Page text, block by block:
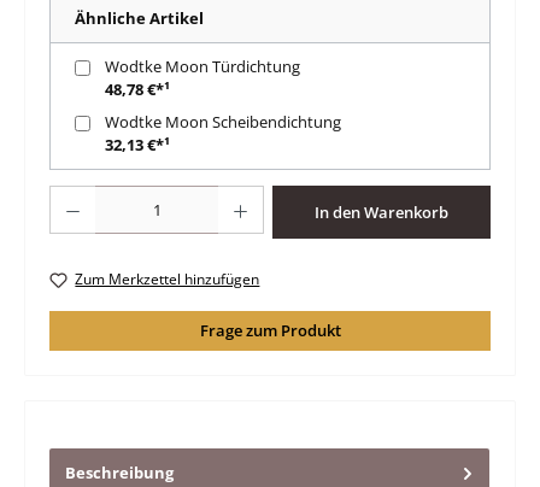
Ähnliche Artikel
Wodtke Moon Türdichtung
48,78 €*¹
Wodtke Moon Scheibendichtung
32,13 €*¹
In den Warenkorb
Zum Merkzettel hinzufügen
Frage zum Produkt
Beschreibung